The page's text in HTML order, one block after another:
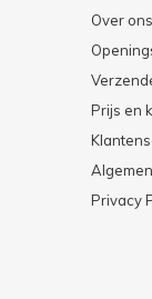
Over ons
Prijs en
Privacy